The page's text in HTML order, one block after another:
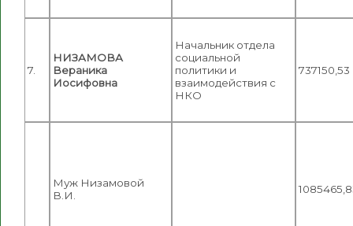
7.
НИЗАМОВА
Вераника
Иосифовна
Начальник отдела
социальной
политики и
взаимодействия с
НКО
737150,53
Муж Низамовой
В.И.